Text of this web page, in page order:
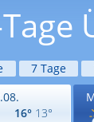
7 Tage
16° 13°